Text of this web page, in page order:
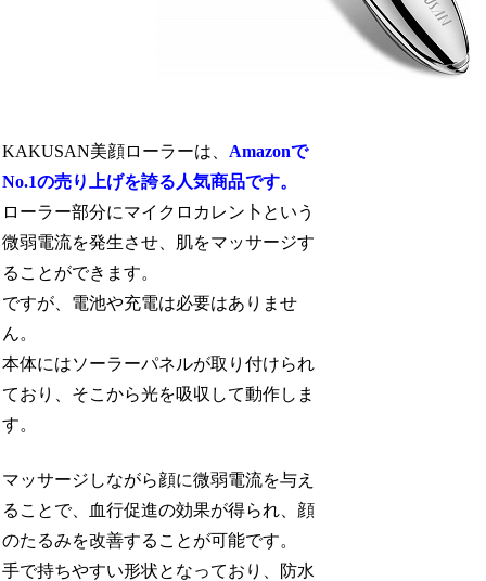
KAKUSAN美顔ローラーは、 Amazonで
No.1の売り上げを誇る人気商品です。
ローラー部分にマイクロカレン卜という
微弱電流を発生させ、肌をマッサージす
ることができます。
ですが、電池や充電は必要はありませ
ん。
本体にはソーラーパネルが取り付けられ
ており、そこから光を吸収して動作しま
す。
マッサージしながら顔に微弱電流を与え
ることで、血行促進の効果が得られ、顔
のたるみを改善することが可能です。
手で持ちやすい形状となっており、防水